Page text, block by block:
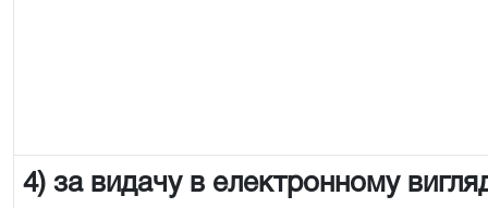
4) за видачу в електронному